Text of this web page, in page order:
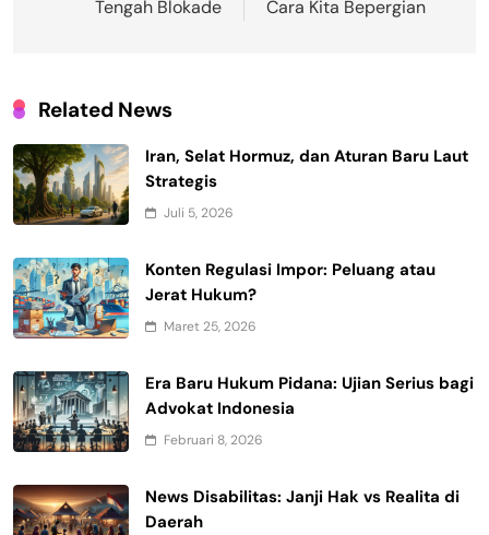
Tengah Blokade
Cara Kita Bepergian
Related News
Iran, Selat Hormuz, dan Aturan Baru Laut
Strategis
Juli 5, 2026
Konten Regulasi Impor: Peluang atau
Jerat Hukum?
Maret 25, 2026
Era Baru Hukum Pidana: Ujian Serius bagi
Advokat Indonesia
Februari 8, 2026
News Disabilitas: Janji Hak vs Realita di
Daerah